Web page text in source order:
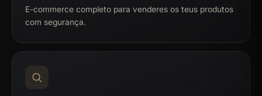
E-commerce completo para venderes os teus produtos
com segurança.